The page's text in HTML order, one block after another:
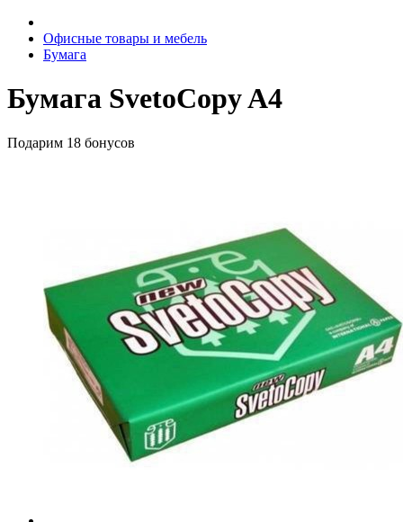
Офисные товары и мебель
Бумага
Бумага SvetoCopy A4
Подарим 18 бонусов